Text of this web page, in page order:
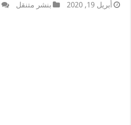
أبريل 19, 2020 بنشر متنقل